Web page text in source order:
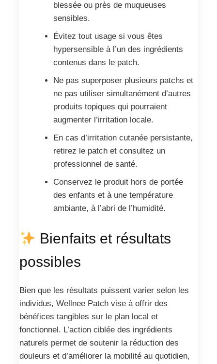
blessée ou près de muqueuses
sensibles.
Évitez tout usage si vous êtes
hypersensible à l’un des ingrédients
contenus dans le patch.
Ne pas superposer plusieurs patchs et
ne pas utiliser simultanément d’autres
produits topiques qui pourraient
augmenter l’irritation locale.
En cas d’irritation cutanée persistante,
retirez le patch et consultez un
professionnel de santé.
Conservez le produit hors de portée
des enfants et à une température
ambiante, à l’abri de l’humidité.
Bienfaits et résultats
possibles
Bien que les résultats puissent varier selon les
individus, Wellnee Patch vise à offrir des
bénéfices tangibles sur le plan local et
fonctionnel. L’action ciblée des ingrédients
naturels permet de soutenir la réduction des
douleurs et d’améliorer la mobilité au quotidien,